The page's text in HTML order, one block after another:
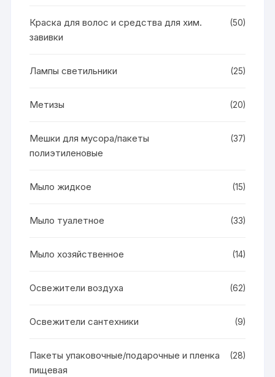
Краска для волос и средства для хим.
завивки
(50)
Лампы светильники (25)
Метизы (20)
Мешки для мусора/пакеты
полиэтиленовые
(37)
Мыло жидкое (15)
Мыло туалетное (33)
Мыло хозяйственное (14)
Освежители воздуха (62)
Освежители сантехники (9)
Пакеты упаковочные/подарочные и пленка
пищевая
(28)